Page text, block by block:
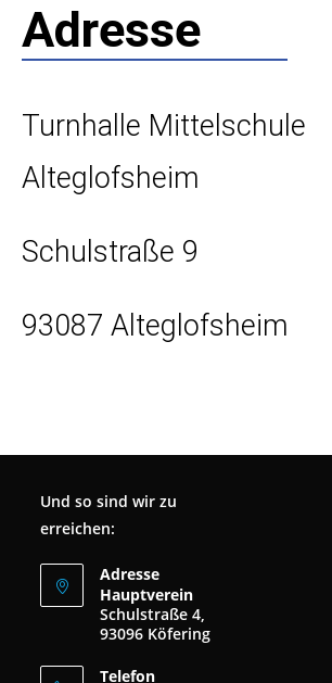
Adresse
Turnhalle Mittelschule
Alteglofsheim
Schulstraße 9
93087 Alteglofsheim
Und so sind wir zu
erreichen:
Adresse
Hauptverein
Schulstraße 4,
93096 Köfering
Telefon